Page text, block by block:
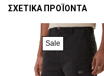
ΣΧΕΤΙΚΆ ΠΡΟΪΌΝΤΑ
Sale